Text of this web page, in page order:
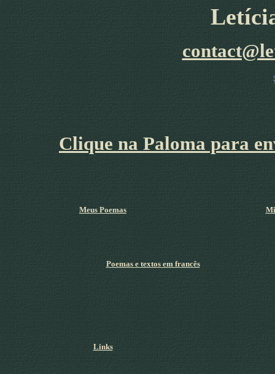
Clique na Paloma para
Meus Poemas
Poemas e textos em francês
Links